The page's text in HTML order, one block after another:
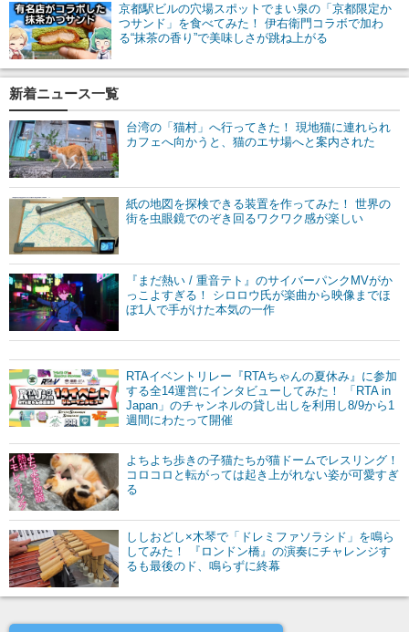
京都駅ビルの穴場スポットでまい泉の「京都限定か
つサンド」を食べてみた！ 伊右衛門コラボで加わ
る“抹茶の香り”で美味しさが跳ね上がる
新着ニュース一覧
台湾の「猫村」へ行ってきた！ 現地猫に連れられ
カフェへ向かうと、猫のエサ場へと案内された
紙の地図を探検できる装置を作ってみた！ 世界の
街を虫眼鏡でのぞき回るワクワク感が楽しい
『まだ熱い / 重音テト』のサイバーパンクMVがか
っこよすぎる！ シロロウ氏が楽曲から映像までほ
ぼ1人で手がけた本気の一作
RTAイベントリレー『RTAちゃんの夏休み』に参加
する全14運営にインタビューしてみた！ 「RTA in
Japan」のチャンネルの貸し出しを利用し8/9から1
週間にわたって開催
よちよち歩きの子猫たちが猫ドームでレスリング！
コロコロと転がっては起き上がれない姿が可愛すぎ
る
ししおどし×木琴で「ドレミファソラシド」を鳴ら
してみた！ 『ロンドン橋』の演奏にチャレンジす
るも最後のド、鳴らずに終幕